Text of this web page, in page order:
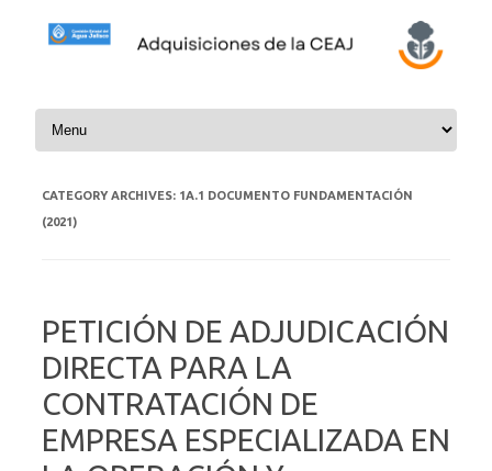
Skip to content
CATEGORY ARCHIVES: 1A.1 DOCUMENTO FUNDAMENTACIÓN
(2021)
PETICIÓN DE ADJUDICACIÓN
DIRECTA PARA LA
CONTRATACIÓN DE
EMPRESA ESPECIALIZADA EN